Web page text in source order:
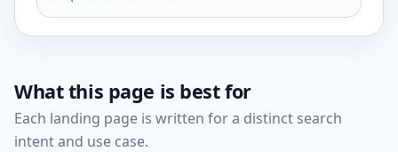
What this page is best for
Each landing page is written for a distinct search
intent and use case.